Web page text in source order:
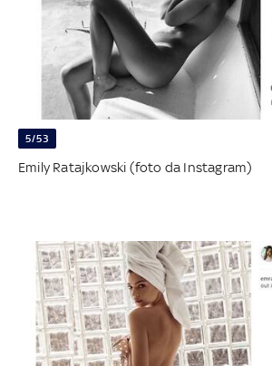
5/53
Emily Ratajkowski (foto da Instagram)